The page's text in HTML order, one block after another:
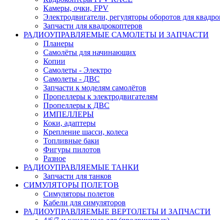
Камеры, очки, FPV
Электродвигатели, регуляторы оборотов для
Запчасти для квадрокоптеров
РАДИОУПРАВЛЯЕМЫЕ САМОЛЕТЫ И ЗАПЧАСТИ
Планеры
Самолёты для начинающих
Копии
Самолеты - Электро
Самолеты - ДВС
Запчасти к моделям самолётов
Пропеллеры к электродвигателям
Пропеллеры к ДВС
ИМПЕЛЛЕРЫ
Коки, адаптеры
Крепление шасси, колеса
Топливные баки
Фигуры пилотов
Разное
РАДИОУПРАВЛЯЕМЫЕ ТАНКИ
Запчасти для танков
СИМУЛЯТОРЫ ПОЛЕТОВ
Симуляторы полетов
Кабели для симуляторов
РАДИОУПРАВЛЯЕМЫЕ ВЕРТОЛЕТЫ И ЗАПЧАСТИ